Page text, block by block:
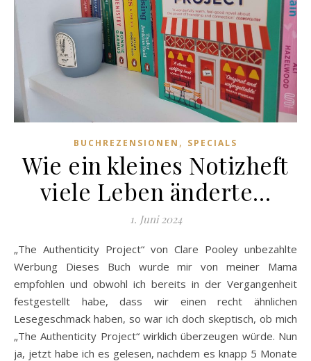
BUCHREZENSIONEN , SPECIALS
Wie ein kleines Notizheft
viele Leben änderte…
1. Juni 2024
„The Authenticity Project“ von Clare Pooley unbezahlte
Werbung Dieses Buch wurde mir von meiner Mama
empfohlen und obwohl ich bereits in der Vergangenheit
festgestellt habe, dass wir einen recht ähnlichen
Lesegeschmack haben, so war ich doch skeptisch, ob mich
„The Authenticity Project“ wirklich überzeugen würde. Nun
ja, jetzt habe ich es gelesen, nachdem es knapp 5 Monate